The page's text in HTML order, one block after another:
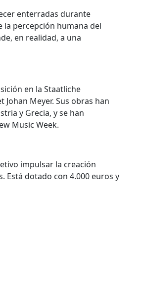
enterradas durante
la percepción humana del
en realidad, a una
en la Staatliche
Meyer. Sus obras han
y Grecia, y se han
Music Week.
impulsar la creación
Está dotado con 4.000 euros y